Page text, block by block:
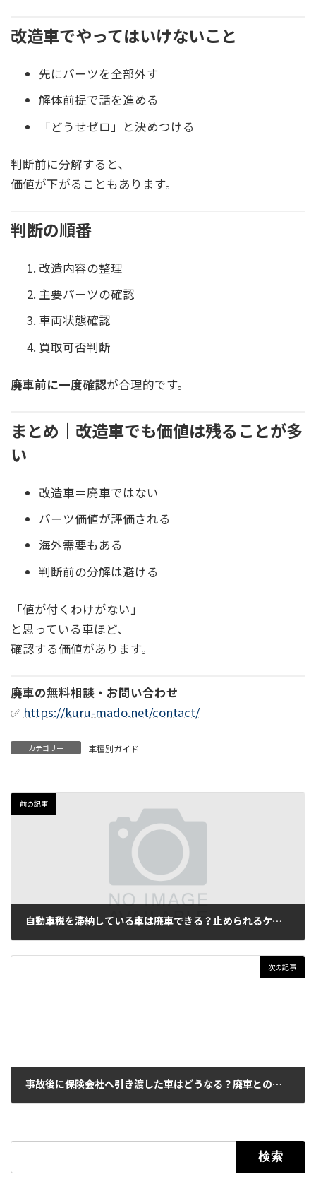
改造車でやってはいけないこと
先にパーツを全部外す
解体前提で話を進める
「どうせゼロ」と決めつける
判断前に分解すると、
価値が下がることもあります。
判断の順番
改造内容の整理
主要パーツの確認
車両状態確認
買取可否判断
廃車前に一度確認が合理的です。
まとめ｜改造車でも価値は残ることが多
い
改造車＝廃車ではない
パーツ価値が評価される
海外需要もある
判断前の分解は避ける
「値が付くわけがない」
と思っている車ほど、
確認する価値があります。
廃車の無料相談・お問い合わせ
✅ https://kuru-mado.net/contact/
カテゴリー 車種別ガイド
前の記事
自動車税を滞納している車は廃車できる？止められるケースと現実的な対処法
次の記事
事故後に保険会社へ引き渡した車はどうなる？廃車との違いを整理